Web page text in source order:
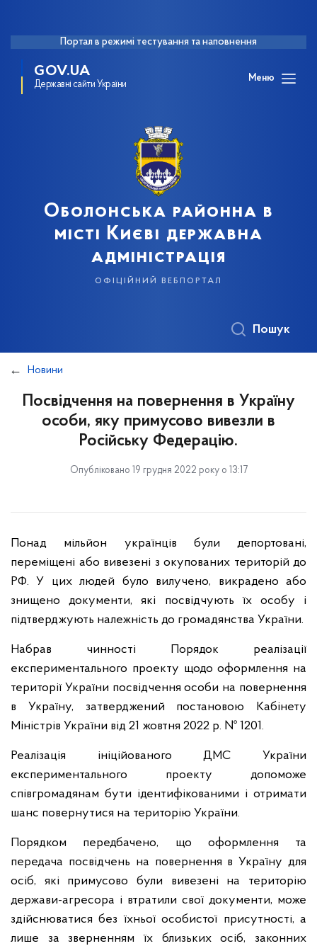
Портал в режимі тестування та наповнення
GOV.UA
Державні сайти України
Меню
Оболонська районна в
місті Києві державна
адміністрація
офіційний вебпортал
Пошук
Новини
Посвідчення на повернення в Україну
особи, яку примусово вивезли в
Російську Федерацію.
Опубліковано 19 грудня 2022 року о 13:17
Понад мільйон українців були депортовані,
переміщені або вивезені з окупованих територій до
РФ. У цих людей було вилучено, викрадено або
знищено документи, які посвідчують їх особу і
підтверджують належність до громадянства України.
Набрав чинності Порядок реалізації
експериментального проекту щодо оформлення на
території України посвідчення особи на повернення
в Україну, затверджений постановою Кабінету
Міністрів України від 21 жовтня 2022 р. № 1201.
Реалізація ініційованого ДМС України
експериментального проекту допоможе
співгромадянам бути ідентифікованими і отримати
шанс повернутися на територію України.
Порядком передбачено, що оформлення та
передача посвідчень на повернення в Україну для
осіб, які примусово були вивезені на територію
держави-агресора і втратили свої документи, може
здійснюватися без їхньої особистої присутності, а
лише за зверненням їх близьких осіб, законних